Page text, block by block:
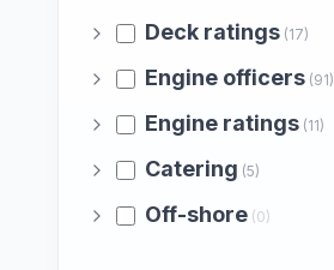
Deck ratings (17)
Engine officers (91)
Engine ratings (11)
Catering (5)
Off-shore (0)